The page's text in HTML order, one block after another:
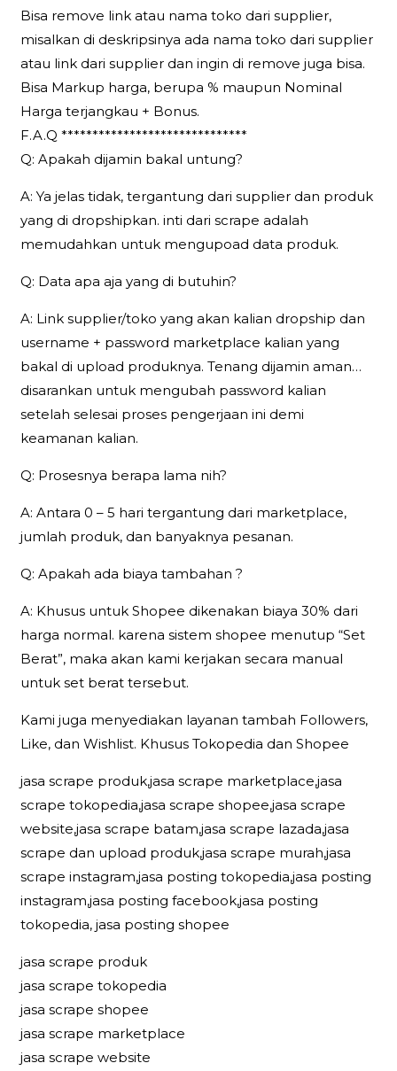
Bisa remove link atau nama toko dari supplier,
misalkan di deskripsinya ada nama toko dari supplier
atau link dari supplier dan ingin di remove juga bisa.
Bisa Markup harga, berupa % maupun Nominal
Harga terjangkau + Bonus.
F.A.Q ******************************
Q: Apakah dijamin bakal untung?
A: Ya jelas tidak, tergantung dari supplier dan produk
yang di dropshipkan. inti dari scrape adalah
memudahkan untuk mengupoad data produk.
Q: Data apa aja yang di butuhin?
A: Link supplier/toko yang akan kalian dropship dan
username + password marketplace kalian yang
bakal di upload produknya. Tenang dijamin aman…
disarankan untuk mengubah password kalian
setelah selesai proses pengerjaan ini demi
keamanan kalian.
Q: Prosesnya berapa lama nih?
A: Antara 0 – 5 hari tergantung dari marketplace,
jumlah produk, dan banyaknya pesanan.
Q: Apakah ada biaya tambahan ?
A: Khusus untuk Shopee dikenakan biaya 30% dari
harga normal. karena sistem shopee menutup “Set
Berat”, maka akan kami kerjakan secara manual
untuk set berat tersebut.
Kami juga menyediakan layanan tambah Followers,
Like, dan Wishlist. Khusus Tokopedia dan Shopee
jasa scrape produk,jasa scrape marketplace,jasa
scrape tokopedia,jasa scrape shopee,jasa scrape
website,jasa scrape batam,jasa scrape lazada,jasa
scrape dan upload produk,jasa scrape murah,jasa
scrape instagram,jasa posting tokopedia,jasa posting
instagram,jasa posting facebook,jasa posting
tokopedia, jasa posting shopee
jasa scrape produk
jasa scrape tokopedia
jasa scrape shopee
jasa scrape marketplace
jasa scrape website